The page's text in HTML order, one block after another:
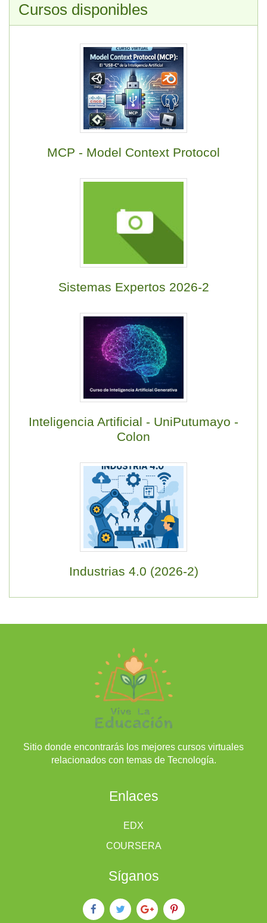
Cursos disponibles
MCP - Model Context Protocol
Sistemas Expertos 2026-2
Inteligencia Artificial - UniPutumayo -
Colon
Industrias 4.0 (2026-2)
Sitio donde encontrarás los mejores cursos virtuales
relacionados con temas de Tecnología.
Enlaces
EDX
COURSERA
Síganos